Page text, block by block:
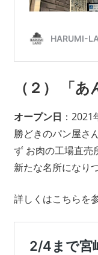
（２） 「
オープン日 ：2021
勝どきのパン屋さ
ず お肉の工場直売
新たな名所になり
詳しくはこちらを